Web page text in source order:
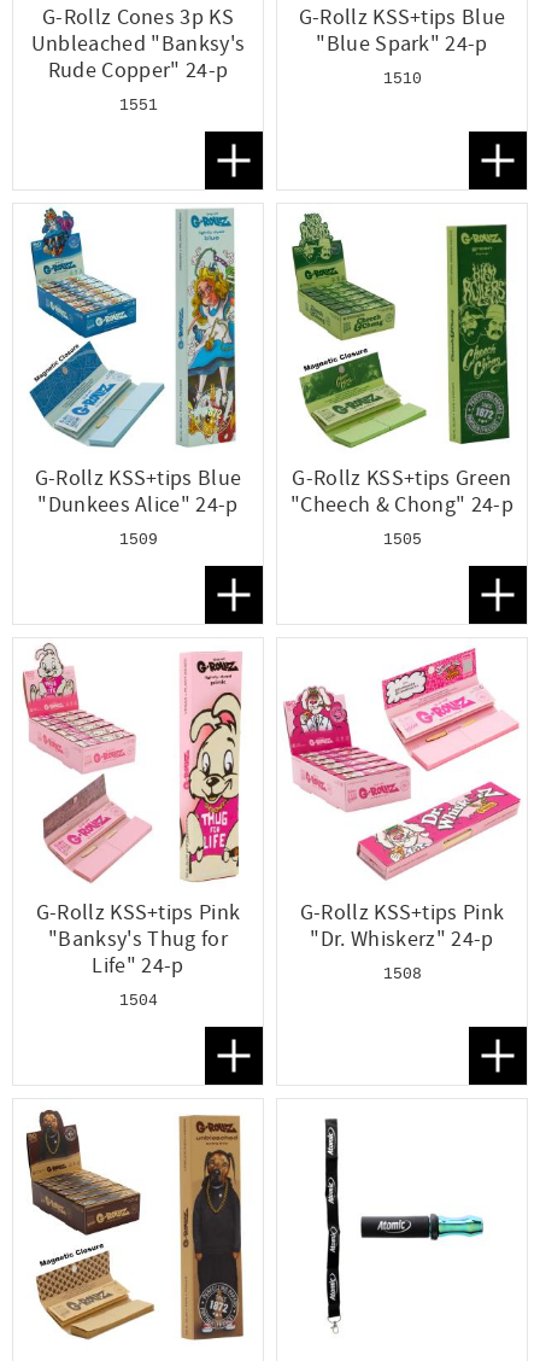
G-Rollz Cones 3p KS
Unbleached "Banksy's
Rude Copper" 24-p
1551
Lägg till i favoriter
G-Rollz KSS+tips Blue
"Blue Spark" 24-p
1510
G-Rollz KSS+tips Blue
"Dunkees Alice" 24-p
1509
Lägg till i favoriter
G-Rollz KSS+tips Green
"Cheech & Chong" 24-p
1505
G-Rollz KSS+tips Pink
"Banksy's Thug for
Life" 24-p
1504
Lägg till i favoriter
G-Rollz KSS+tips Pink
"Dr. Whiskerz" 24-p
1508